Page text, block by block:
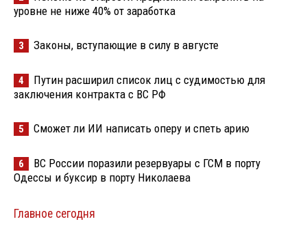
уровне не ниже 40% от заработка
3 Законы, вступающие в силу в августе
4
Путин расширил список лиц с судимостью для
заключения контракта с ВС РФ
5 Сможет ли ИИ написать оперу и спеть арию
6
ВС России поразили резервуары с ГСМ в порту
Одессы и буксир в порту Николаева
Главное сегодня